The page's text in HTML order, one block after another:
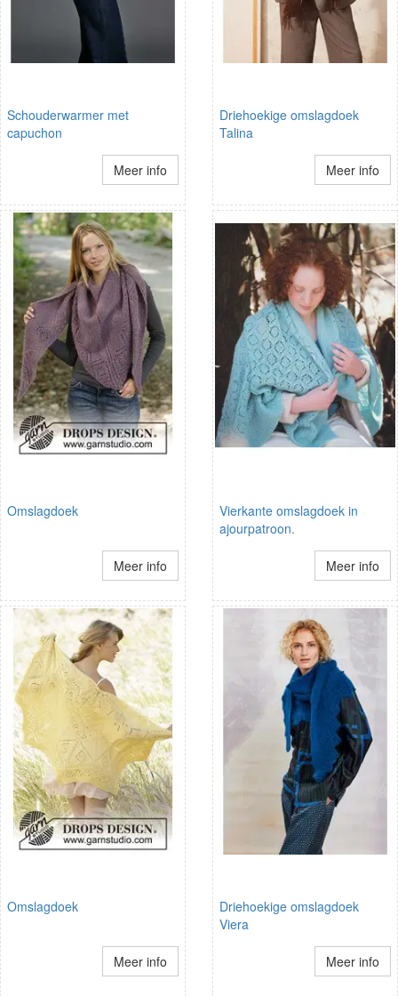
Schouderwarmer met
capuchon
Meer info
Driehoekige omslagdoek
Talina
Meer info
Omslagdoek
Meer info
Vierkante omslagdoek in
ajourpatroon.
Meer info
Omslagdoek
Meer info
Driehoekige omslagdoek
Viera
Meer info